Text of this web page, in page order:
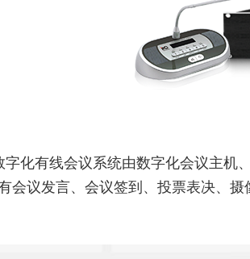
字化有线会议系统由数字化会议主机
会议发言、会议签到、投票表决、